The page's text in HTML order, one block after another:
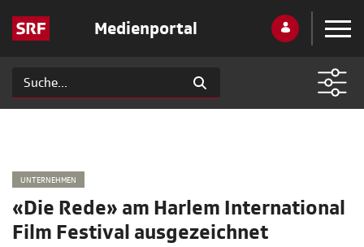
Medienportal
UNTERNEHMEN
«Die Rede» am Harlem International
Film Festival ausgezeichnet